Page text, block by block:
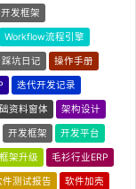
发框架
Workflow流程引擎
踩坑日记 操作手册
迭代开发记录
资料窗体 架构设计
开发框架 开发平台
框架升级 毛衫行业ERP
件测试报告 软件加壳